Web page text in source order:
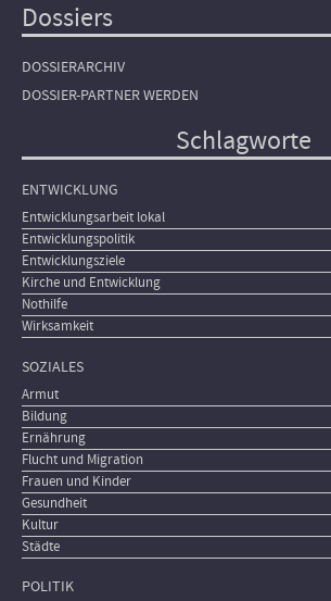
Dossiers
DOSSIERARCHIV
DOSSIER-PARTNER WERDEN
Schlagworte
ENTWICKLUNG
Entwicklungsarbeit lokal
Entwicklungspolitik
Entwicklungsziele
Kirche und Entwicklung
Nothilfe
Wirksamkeit
SOZIALES
Armut
Bildung
Ernährung
Flucht und Migration
Frauen und Kinder
Gesundheit
Kultur
Städte
POLITIK